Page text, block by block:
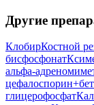
Другие
КлобирКостной
бисфосфонат
альфа-
глицерофосфат